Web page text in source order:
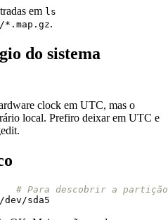
em ls
.
do sistema
clock em UTC, mas o
local. Prefiro deixar em UTC e
# Para descobrir a